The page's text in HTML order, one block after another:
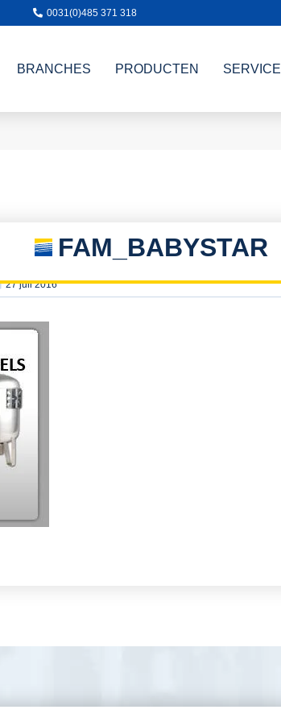
0031(0)485 371 318
BRANCHES PRODUCTEN SERVICE
FAM_BABYSTAR
27 juli 2016